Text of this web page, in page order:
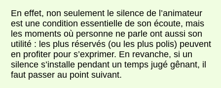
En effet, non seulement le silence de l’animateur
est une condition essentielle de son écoute, mais
les moments où personne ne parle ont aussi son
utilité : les plus réservés (ou les plus polis) peuvent
en profiter pour s’exprimer. En revanche, si un
silence s’installe pendant un temps jugé gênant, il
faut passer au point suivant.